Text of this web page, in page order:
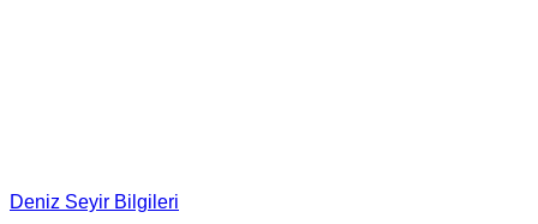
Deniz Seyir Bilgileri